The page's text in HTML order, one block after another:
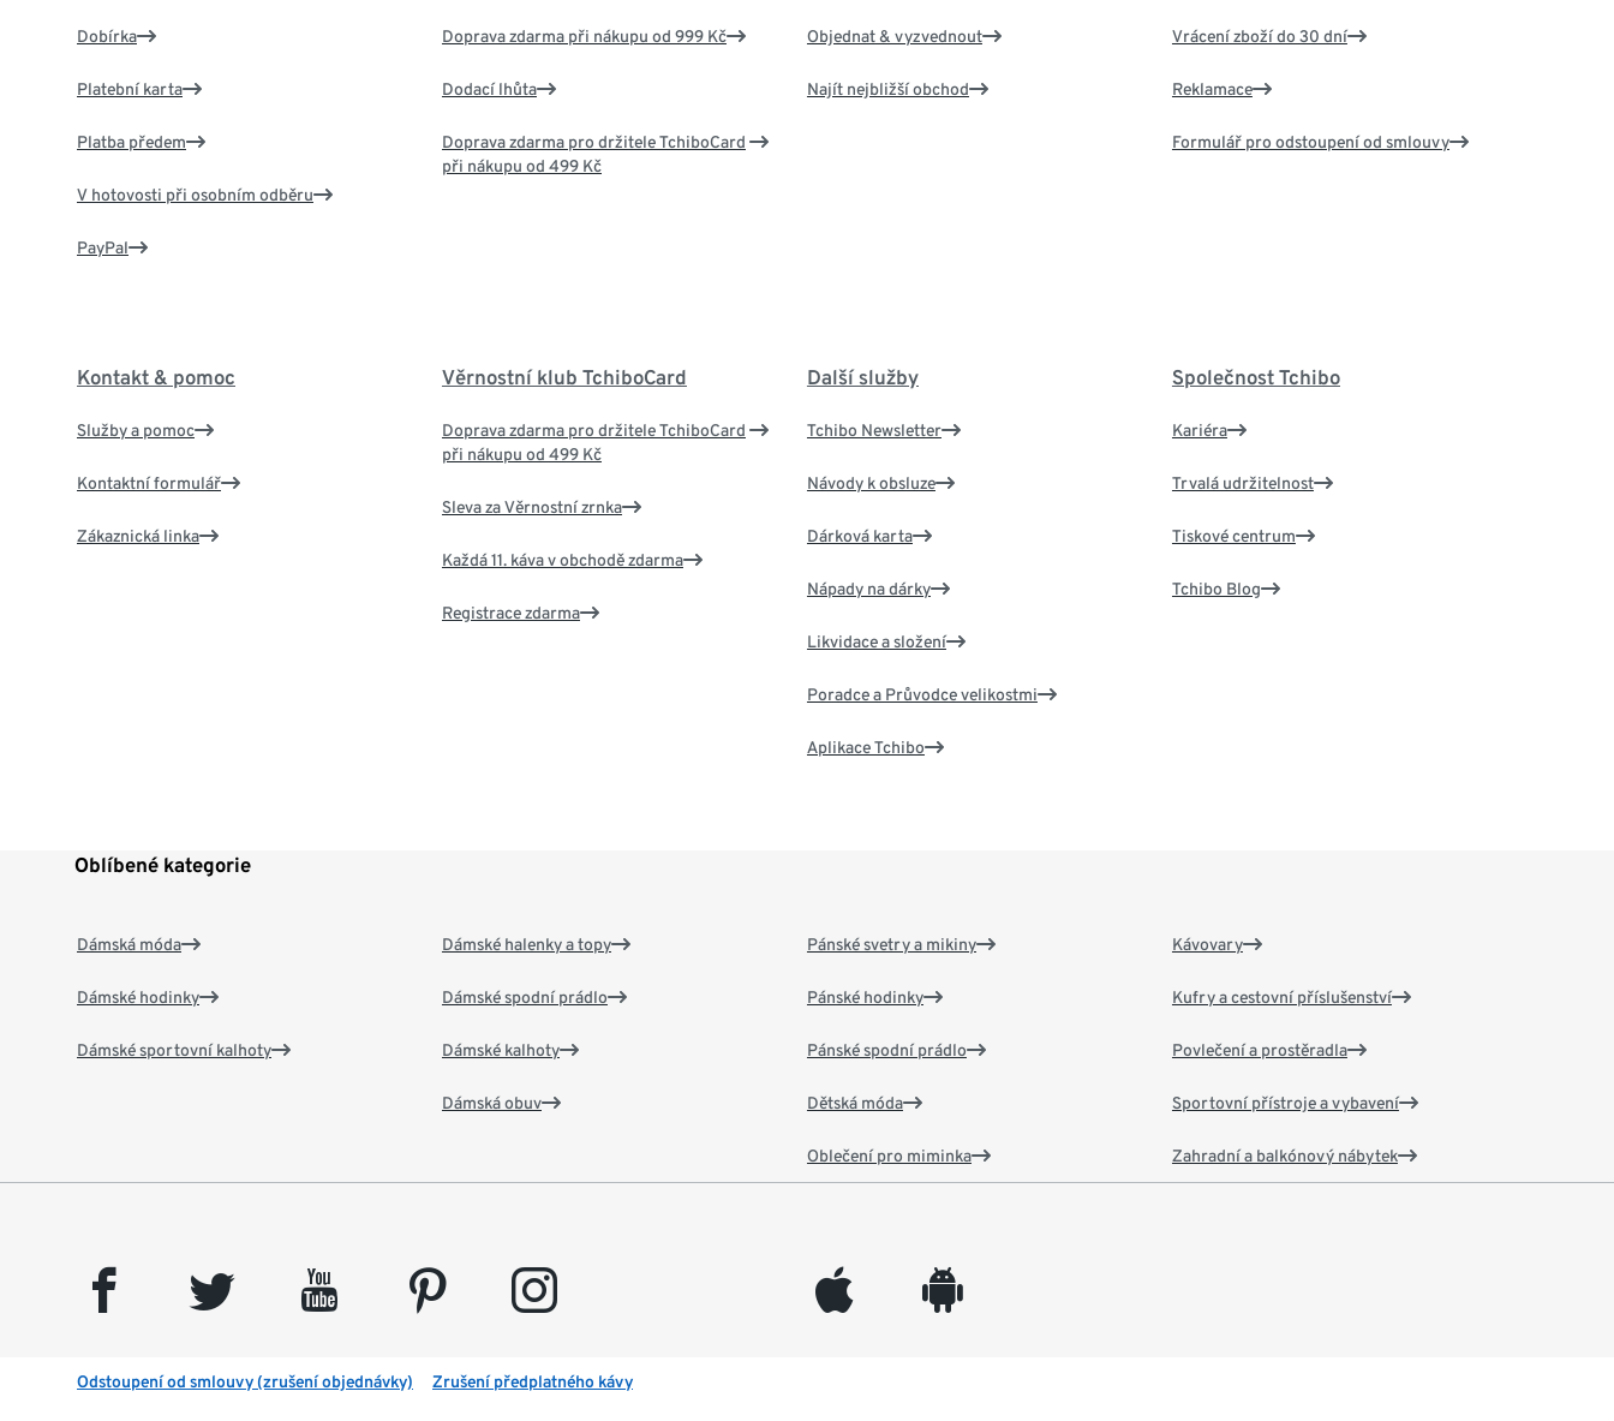
Dobírka
Platební karta
Platba předem
V hotovosti při osobním odběru
PayPal
Doprava zdarma při nákupu od 999 Kč
Dodací lhůta
Doprava zdarma pro držitele TchiboCard
při nákupu od 499 Kč
Objednat & vyzvednout
Najít nejbližší obchod
Vrácení zboží do 30 dní
Reklamace
Formulář pro odstoupení od smlouvy
Kontakt & pomoc
Služby a pomoc
Kontaktní formulář
Zákaznická linka
Věrnostní klub TchiboCard
Doprava zdarma pro držitele TchiboCard
při nákupu od 499 Kč
Sleva za Věrnostní zrnka
Každá 11. káva v obchodě zdarma
Registrace zdarma
Další služby
Tchibo Newsletter
Návody k obsluze
Dárková karta
Nápady na dárky
Likvidace a složení
Poradce a Průvodce velikostmi
Aplikace Tchibo
Společnost Tchibo
Kariéra
Trvalá udržitelnost
Tiskové centrum
Tchibo Blog
Oblíbené kategorie
Dámská móda
Dámské hodinky
Dámské sportovní kalhoty
Dámské halenky a topy
Dámské spodní prádlo
Dámské kalhoty
Dámská obuv
Pánské svetry a mikiny
Pánské hodinky
Pánské spodní prádlo
Dětská móda
Oblečení pro miminka
Kávovary
Kufry a cestovní příslušenství
Povlečení a prostěradla
Sportovní přístroje a vybavení
Zahradní a balkónový nábytek
facebook twitter youtube pinterest instagram appleinc android
Odstoupení od smlouvy (zrušení objednávky) Zrušení předplatného kávy